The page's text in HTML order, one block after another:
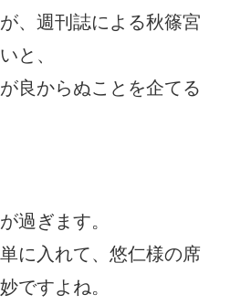
、週刊誌による秋篠宮
と、
良からぬことを企てる
過ぎます。
に入れて、悠仁様の席
ですよね。